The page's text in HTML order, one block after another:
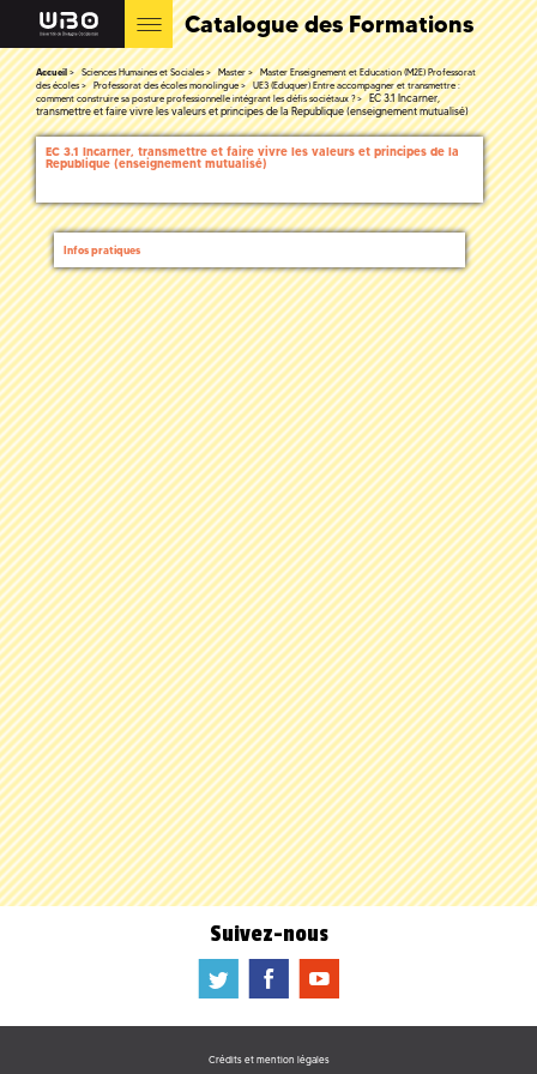
Catalogue des Formations
Accueil Sciences Humaines et Sociales Master
Master Enseignement et Education (M2E) Professorat
des écoles
Professorat des écoles monolingue
UE3 (Eduquer) Entre accompagner et transmettre :
comment construire sa posture professionnelle intégrant les défis sociétaux ?
EC 3.1 Incarner,
transmettre et faire vivre les valeurs et principes de la Republique (enseignement mutualisé)
EC 3.1 Incarner, transmettre et faire vivre les valeurs et principes de la
Republique (enseignement mutualisé)
Infos pratiques
Suivez-nous
a b f
Crédits et mention légales